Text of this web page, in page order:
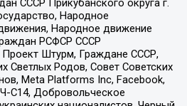
СССР Прикубанского округа г.
Народное
Народное движение
РСФСР СССР
Проект Штурм, Граждане СССР,
Светлых Родов, Совет Советских
Meta Platforms Inc, Facebook,
С14, Добровольческое